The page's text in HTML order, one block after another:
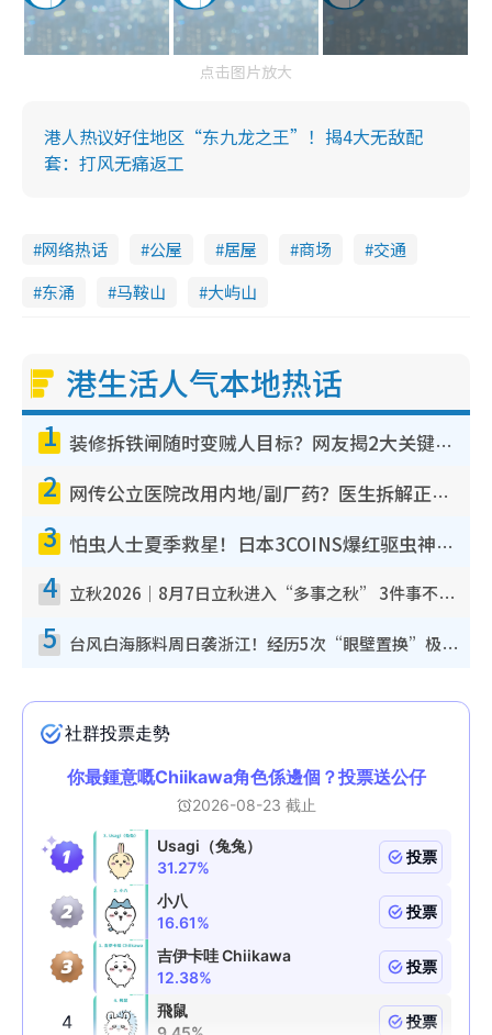
点击图片放大
港人热议好住地区“东九龙之王”！揭4大无敌配
套：打风无痛返工
网络热话 公屋 居屋 商场
交通
东涌
马鞍山 大屿山
港生活人气本地热话
1 装修拆铁闸随时变贼人目标？网友揭2大关键用途：装新款等于白装？附新旧铁闸分别
2 网传公立医院改用内地/副厂药？医生拆解正副厂分别，揭4类人换药随时出事
3 怕虫人士夏季救星！日本3COINS爆红驱虫神器$45起 1招“全程免触碰”轻松搞定小强
4 立秋2026｜8月7日立秋进入“多事之秋” 3件事不可做！专家教6招开运 清杂物／钱包纳气接好运
5 台风白海豚料周日袭浙江！经历5次“眼壁置换”极罕见 成登陆内地最长途台风